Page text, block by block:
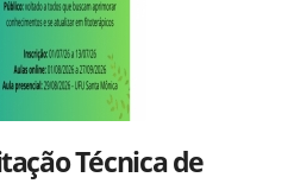
Técnica de